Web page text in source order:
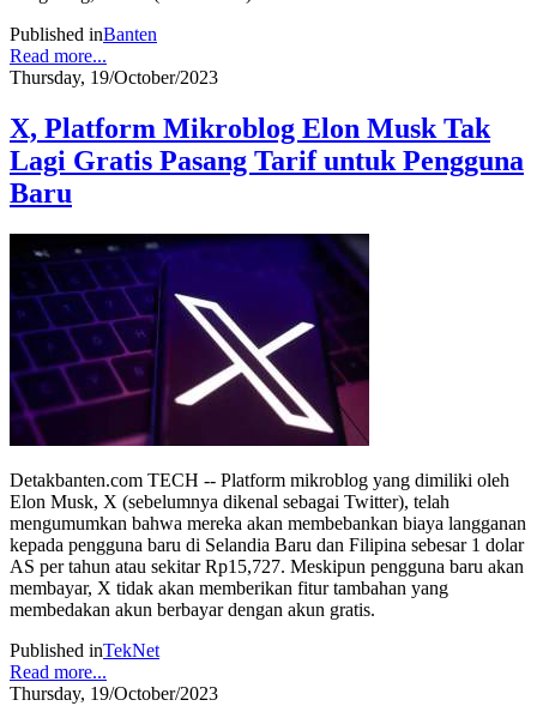
Published inBanten
Read more...
Thursday, 19/October/2023
X, Platform Mikroblog Elon Musk Tak
Lagi Gratis Pasang Tarif untuk Pengguna
Baru
Detakbanten.com TECH -- Platform mikroblog yang dimiliki oleh
Elon Musk, X (sebelumnya dikenal sebagai Twitter), telah
mengumumkan bahwa mereka akan membebankan biaya langganan
kepada pengguna baru di Selandia Baru dan Filipina sebesar 1 dolar
AS per tahun atau sekitar Rp15,727. Meskipun pengguna baru akan
membayar, X tidak akan memberikan fitur tambahan yang
membedakan akun berbayar dengan akun gratis.
Published inTekNet
Read more...
Thursday, 19/October/2023